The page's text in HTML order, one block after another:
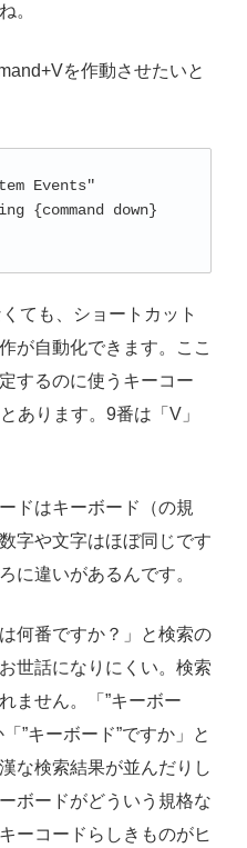
。
を作動させたいと
Events"
ても、ショートカット
が自動化できます。ここ
するのに使うキーコー
あります。9番は「V」
ドはキーボード（の規
字や文字はほぼ同じです
に違いがあるんです。
何番ですか？」と検索の
世話になりにくい。検索
ません。「”キーボー
”キーボード”ですか」と
な検索結果が並んだりし
ボードがどういう規格な
ーコードらしきものがヒ